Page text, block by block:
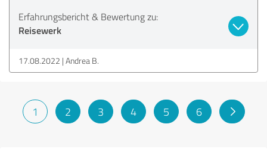
Erfahrungsbericht & Bewertung zu:
Reisewerk
17.08.2022 Andrea B.
1 2 3 4 5 6